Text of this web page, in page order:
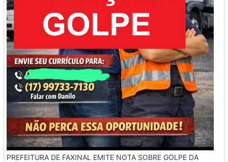
PREFEITURA DE FAXINAL EMITE NOTA SOBRE GOLPE DA